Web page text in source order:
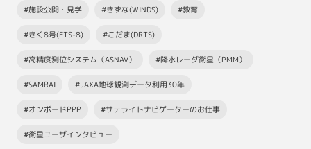
#施設公開・見学 #きずな(WINDS) #教育
#きく8号(ETS-8) #こだま(DRTS)
#高精度測位システム（ASNAV） #降水レーダ衛星（PMM）
#SAMRAI #JAXA地球観測データ利用30年
#オンボードPPP #サテライトナビゲーターのお仕事
#衛星ユーザインタビュー